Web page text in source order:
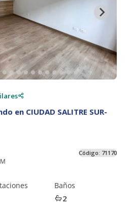
en CIUDAD SALITRE SUR-
Código: 71170
Baños
2